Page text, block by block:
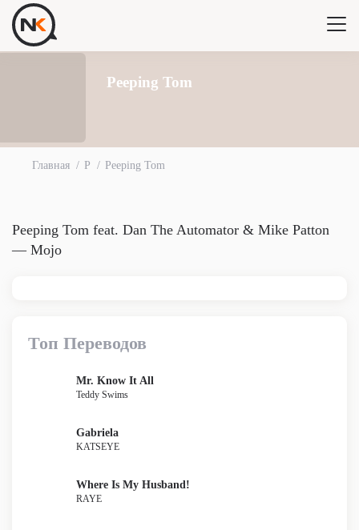
Peeping Tom
Главная P Peeping Tom
Peeping Tom feat. Dan The Automator & Mike Patton
— Mojo
Топ Переводов
Mr. Know It All
Teddy Swims
Gabriela
KATSEYE
Where Is My Husband!
RAYE